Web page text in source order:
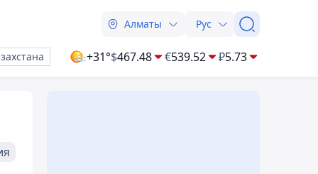
Алматы Рус
+31°$467.48 €539.52 ₽5.73